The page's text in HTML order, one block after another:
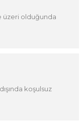
üzeri olduğunda
koşulsuz